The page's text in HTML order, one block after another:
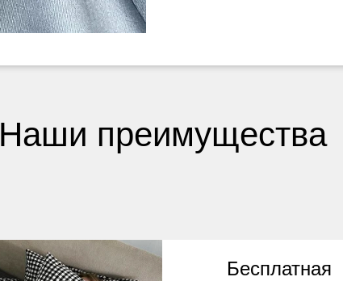
Наши преимущества
Бесплатная